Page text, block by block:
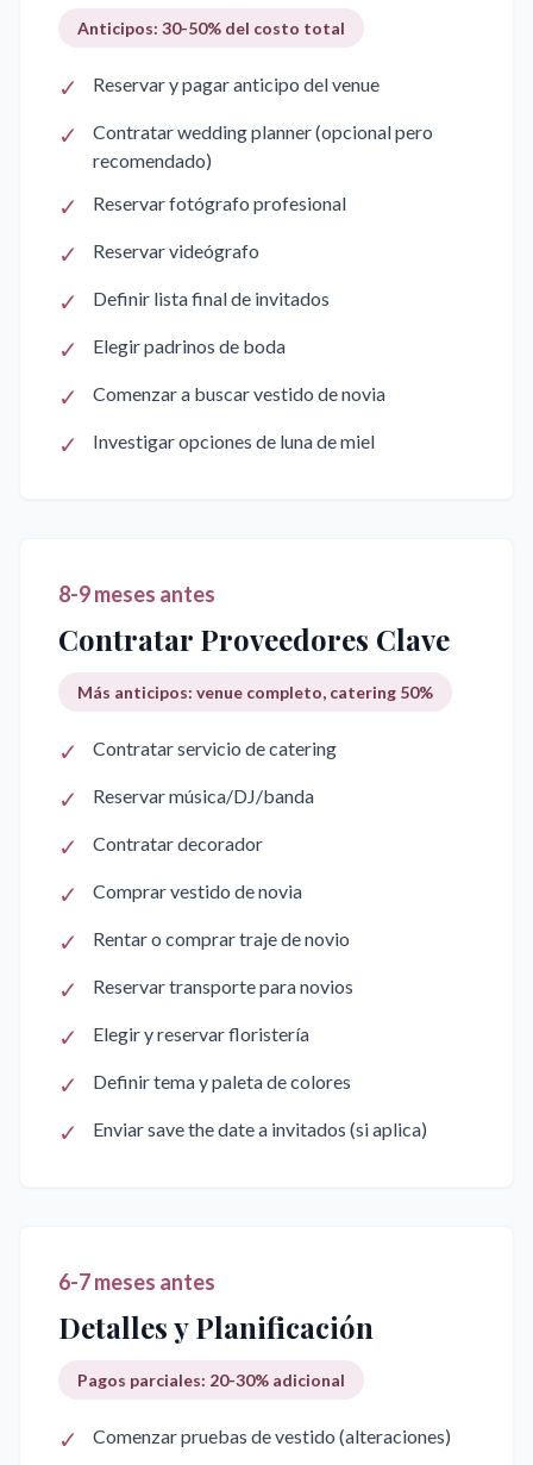
Anticipos: 30-50% del costo total
✓ Reservar y pagar anticipo del venue
✓
Contratar wedding planner (opcional pero
recomendado)
✓ Reservar fotógrafo profesional
✓ Reservar videógrafo
✓ Definir lista final de invitados
✓ Elegir padrinos de boda
✓ Comenzar a buscar vestido de novia
✓ Investigar opciones de luna de miel
8-9 meses antes
Contratar Proveedores Clave
Más anticipos: venue completo, catering 50%
✓ Contratar servicio de catering
✓ Reservar música/DJ/banda
✓ Contratar decorador
✓ Comprar vestido de novia
✓ Rentar o comprar traje de novio
✓ Reservar transporte para novios
✓ Elegir y reservar floristería
✓ Definir tema y paleta de colores
✓ Enviar save the date a invitados (si aplica)
6-7 meses antes
Detalles y Planificación
Pagos parciales: 20-30% adicional
✓ Comenzar pruebas de vestido (alteraciones)